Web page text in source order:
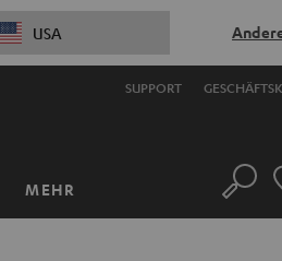
USA
SUPPORT
MEHR Suche